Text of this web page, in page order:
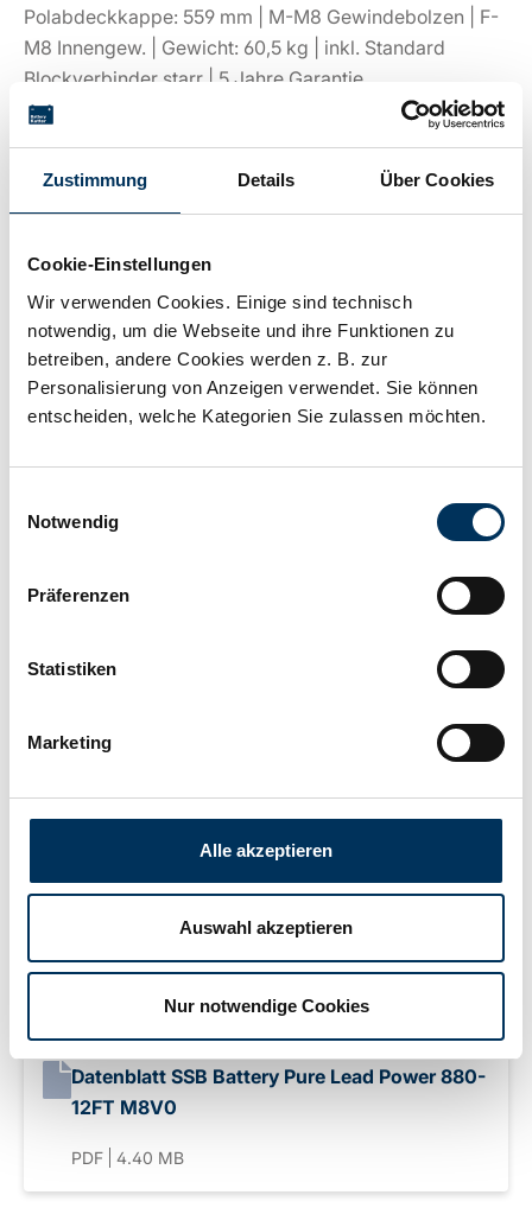
Zustimmung Details Über Cookies
Cookie-Einstellungen
Wir verwenden Cookies. Einige sind technisch
notwendig, um die Webseite und ihre Funktionen zu
betreiben, andere Cookies werden z. B. zur
Personalisierung von Anzeigen verwendet. Sie können
entscheiden, welche Kategorien Sie zulassen möchten.
Notwendig
Präferenzen
Statistiken
Marketing
Alle akzeptieren
Auswahl akzeptieren
Nur notwendige Cookies
Polabdeckkappe: 559 mm | M-M8 Gewindebolzen | F-
M8 Innengew. | Gewicht: 60,5 kg | inkl. Standard
Blockverbinder starr | 5 Jahre Garantie
Technische Details
Spannung: 12V
Kapazität: 229Ah
Hersteller:
Länge:
Breite:
61kg
Downloads
Datenblatt SSB Battery Pure Lead Power 880-
12FT M8V0
PDF 4.40 MB